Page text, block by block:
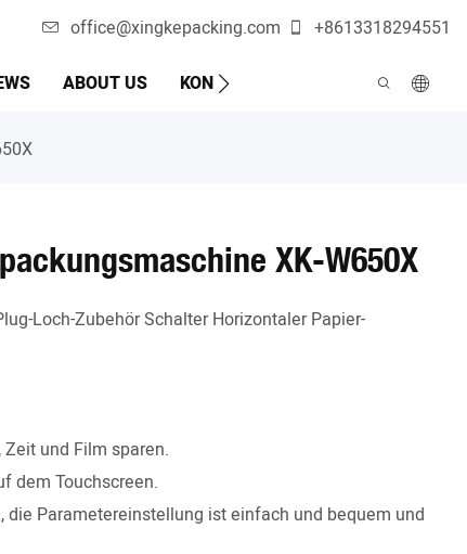
office@xingkepacking.com +8613318294551
ABOUT US KONTAKTIEREN SIE UNS
XK-W650X
Loch-Zubehör Schalter Horizontaler Papier-
und Film sparen.
dem Touchscreen.
die Parametereinstellung ist einfach und bequem und